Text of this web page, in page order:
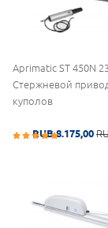
Aprimatic ST 450N
Стержневой
куполов
RUB 8.175,00